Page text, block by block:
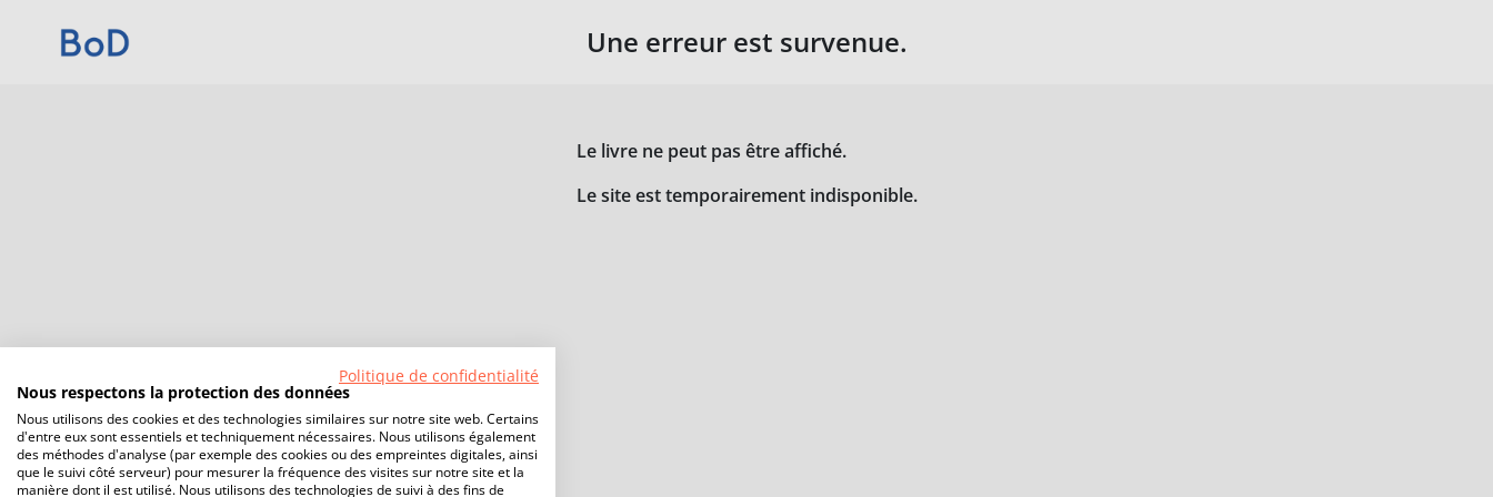
Une erreur est survenue.
Le livre ne peut pas être affiché.
Le site est temporairement indisponible.
Politique de confidentialité
Nous respectons la protection des données
Nous utilisons des cookies et des technologies similaires sur notre site web. Certains
d'entre eux sont essentiels et techniquement nécessaires. Nous utilisons également
des méthodes d'analyse (par exemple des cookies ou des empreintes digitales, ainsi
que le suivi côté serveur) pour mesurer la fréquence des visites sur notre site et la
manière dont il est utilisé. Nous utilisons des technologies de suivi à des fins de